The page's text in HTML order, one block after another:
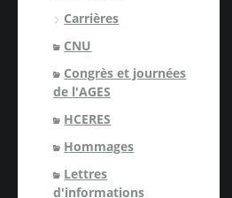
Carrières
CNU
Congrès et journées
de l'AGES
HCERES
Hommages
Lettres
d'informations